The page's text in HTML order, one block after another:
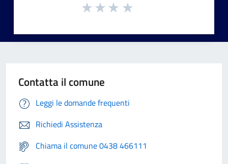
Contatta il comune
Leggi le domande frequenti
Richiedi Assistenza
Chiama il comune 0438 466111